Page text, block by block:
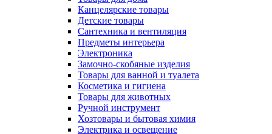
Канцелярские товары
Детские товары
Сантехника и вентиляция
Предметы интерьера
Электроника
Замочно-скобяные изделия
Товары для ванной и туалета
Косметика и гигиена
Товары для животных
Ручной инструмент
Хозтовары и бытовая химия
Электрика и освещение